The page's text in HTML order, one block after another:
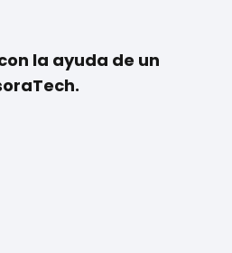
la ayuda de un